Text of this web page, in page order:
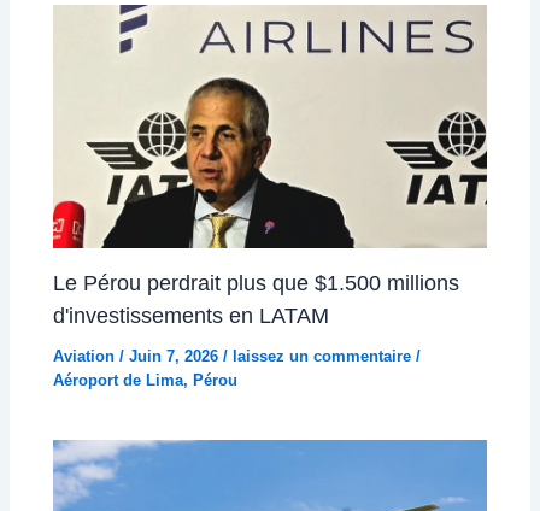
Le Pérou perdrait plus que $1.500 millions
d'investissements en LATAM
Aviation /Juin 7, 2026/ laissez un commentaire /
Aéroport de Lima, Pérou